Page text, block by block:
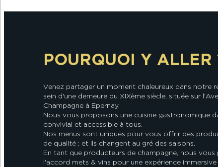
POURQUOI Y ALLER
Venez partager un moment chaleureux dans notre
sein d'une demeure du XIXème siècle, située sur
Champagne à Epernay.
Nous vous proposons une cuisine gastronomique
convivial et accessible à tous.
Nos menus sont uniques pour vous offrir des
de qualité ; et ils changent au gré des saisons.
En tant que producteurs de champagne, nous
l'accord mets & vins pour une expérience